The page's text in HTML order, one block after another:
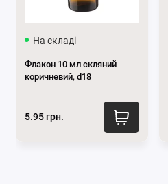
На складі
Флакон 10 мл скляний
коричневий, d18
5.95 грн.